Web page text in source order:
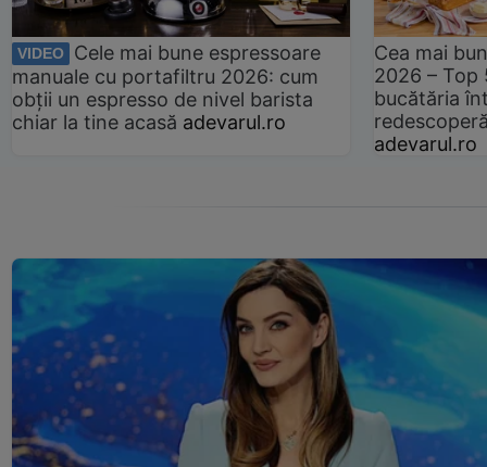
VIDEO
Cele mai bune espressoare
manuale cu portafiltru 2026: cum
obții un espresso de nivel barista
chiar la tine acasă adevarul.ro
Cea mai
2026 –
bucătăria
adevarul.ro